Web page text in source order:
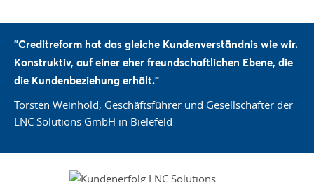
"Creditreform hat das gleiche Kundenverständnis wie wir.
Konstruktiv, auf einer eher freundschaftlichen Ebene, die
die Kundenbeziehung erhält."
Torsten Weinhold, Geschäftsführer und Gesellschafter der
LNC Solutions GmbH in Bielefeld